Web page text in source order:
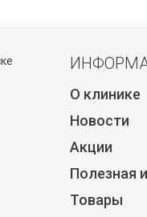
О клинике
Новости
Акции
Полезная
Товары